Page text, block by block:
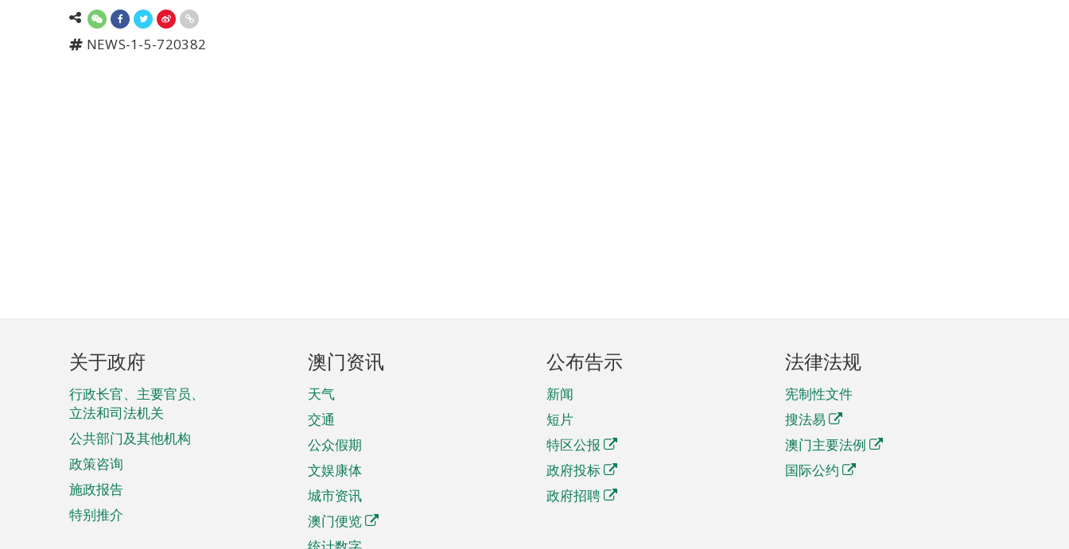
NEWS-1-5-720382
页
脚
菜
单
关于政府
行政长官、主要官员、
立法和司法机关
公共部门及其他机构
政策咨询
施政报告
特别推介
澳门资讯
天气
交通
公众假期
文娱康体
城市资讯
澳门便览
公布告示
新闻
短片
特区公报
政府投标
政府招聘
法律法规
宪制性文件
搜法易
澳门主要法例
国际公约